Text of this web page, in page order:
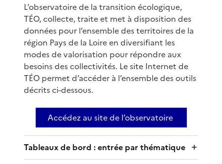
L’observatoire de la transition écologique,
TÉO, collecte, traite et met à disposition des
données pour l’ensemble des territoires de la
région Pays de la Loire en diversifiant les
modes de valorisation pour répondre aux
besoins des collectivités. Le site Internet de
TÉO permet d’accéder à l’ensemble des outils
décrits ci-dessous.
Accédez au site de l’observatoire
Tableaux de bord : entrée par thématique